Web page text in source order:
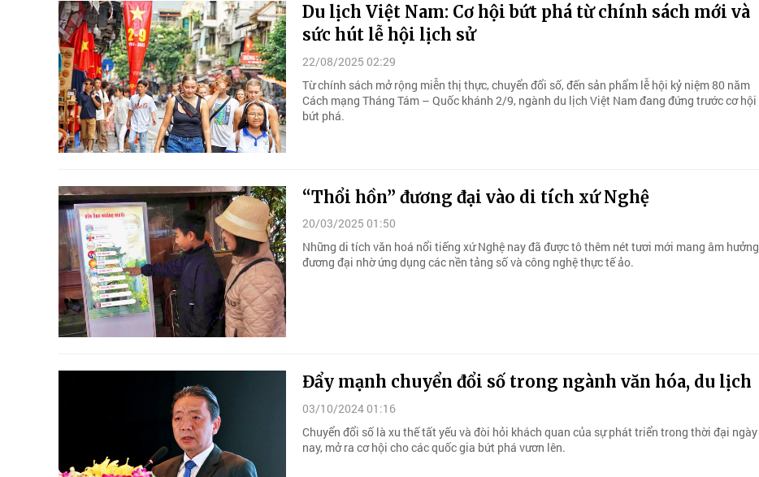
Du lịch Việt Nam: Cơ hội bứt phá từ chính sách mới và
sức hút lễ hội lịch sử
22/08/2025 02:29
Từ chính sách mở rộng miễn thị thực, chuyển đổi số, đến sản phẩm lễ hội kỷ niệm 80 năm
Cách mạng Tháng Tám – Quốc khánh 2/9, ngành du lịch Việt Nam đang đứng trước cơ hội
bứt phá.
“Thổi hồn” đương đại vào di tích xứ Nghệ
20/03/2025 01:50
Những di tích văn hoá nổi tiếng xứ Nghệ nay đã được tô thêm nét tươi mới mang âm hưởng
đương đại nhờ ứng dụng các nền tảng số và công nghệ thực tế ảo.
Đẩy mạnh chuyển đổi số trong ngành văn hóa, du lịch
03/10/2024 01:16
Chuyển đổi số là xu thế tất yếu và đòi hỏi khách quan của sự phát triển trong thời đại ngày
nay, mở ra cơ hội cho các quốc gia bứt phá vươn lên.